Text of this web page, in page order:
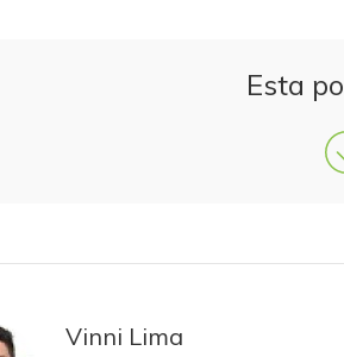
Esta
Vinni Lima